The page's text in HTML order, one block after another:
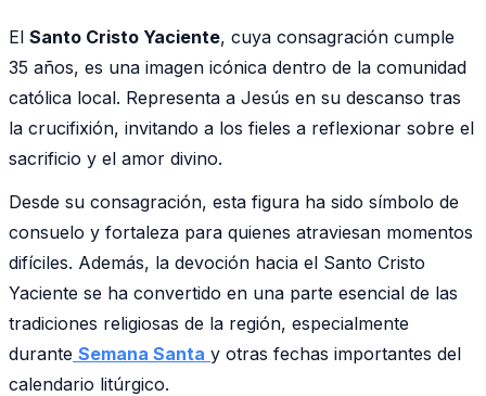
El Santo Cristo Yaciente, cuya consagración cumple
35 años, es una imagen icónica dentro de la comunidad
católica local. Representa a Jesús en su descanso tras
la crucifixión, invitando a los fieles a reflexionar sobre el
sacrificio y el amor divino.
Desde su consagración, esta figura ha sido símbolo de
consuelo y fortaleza para quienes atraviesan momentos
difíciles. Además, la devoción hacia el Santo Cristo
Yaciente se ha convertido en una parte esencial de las
tradiciones religiosas de la región, especialmente
durante Semana Santa y otras fechas importantes del
calendario litúrgico.